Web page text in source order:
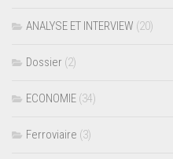
ANALYSE ET INTERVIEW (20)
Dossier (2)
ECONOMIE (34)
Ferroviaire (3)